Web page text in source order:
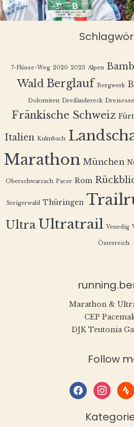
7-Flüsse-Weg 2020 2023 Alpen
Wald Berglauf Bergwerk
Dolomiten Dreiländereck
Fränkische Schweiz
Italien Kulmbach
Marathon München
Oberschwarzach Pacer Rom
Steigerwald Thüringen
Ultra Ultratrail Venedig
Österreich
Marathon &
CEP
DJK Teutonia
Follow
facebookinstagram